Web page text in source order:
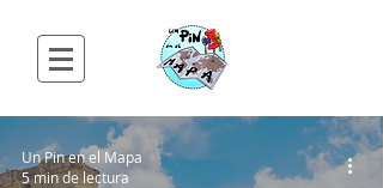
Un Pin en el Mapa
5 min de lectura